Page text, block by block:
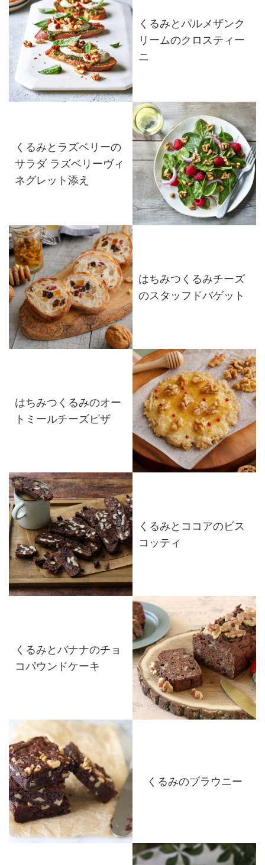
くるみとパルメザンク
リームのクロスティー
ニ
くるみとラズベリーの
サラダ ラズベリーヴィ
ネグレット添え
はちみつくるみチーズ
のスタッフドバゲット
はちみつくるみのオー
トミールチーズピザ
くるみとココアのビス
コッティ
くるみとバナナのチョ
コパウンドケーキ
くるみのブラウニー